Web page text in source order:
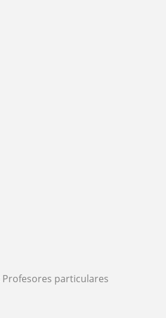
Profesores particulares